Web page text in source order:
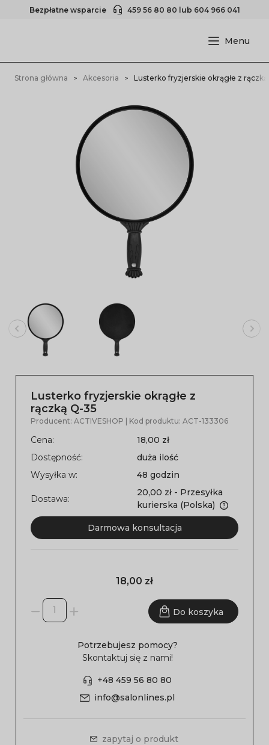
Bezpłatne wsparcie 459 56 80 80 lub 604 966 041
Strona główna Akcesoria Lusterko fryzjerskie okrągłe z
Lusterko fryzjerskie okrągłe z
rączką Q-35
Producent: ACTIVESHOP | Kod produktu: ACT-133306
Cena:
18,00 zł
Dostępność:
duża ilość
Wysyłka w:
48 godzin
Dostawa:
20,00 zł - Przesyłka
kurierska (Polska)
Darmowa konsultacja
18,00 zł
Do koszyka
Potrzebujesz pomocy?
Skontaktuj się z nami!
+48 459 56 80 80
info@salonlines.pl
zapytaj o produkt